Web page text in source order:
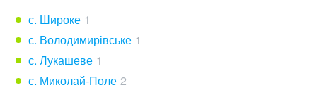
с. Широке 1
с. Володимирівське 1
с. Лукашеве 1
с. Миколай-Поле 2